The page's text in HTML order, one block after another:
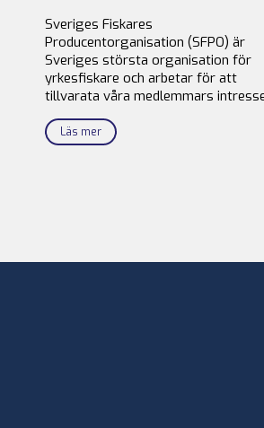
Sveriges Fiskares
Producentorganisation (SFPO) är
Sveriges största organisation för
yrkesfiskare och arbetar för att
tillvarata våra medlemmars
Läs mer